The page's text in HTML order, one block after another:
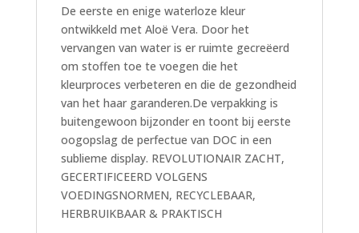
De eerste en enige waterloze kleur
ontwikkeld met Aloë Vera. Door het
vervangen van water is er ruimte gecreëerd
om stoffen toe te voegen die het
kleurproces verbeteren en die de gezondheid
van het haar garanderen.De verpakking is
buitengewoon bijzonder en toont bij eerste
oogopslag de perfectue van DOC in een
sublieme display. REVOLUTIONAIR ZACHT,
GECERTIFICEERD VOLGENS
VOEDINGSNORMEN, RECYCLEBAAR,
HERBRUIKBAAR & PRAKTISCH